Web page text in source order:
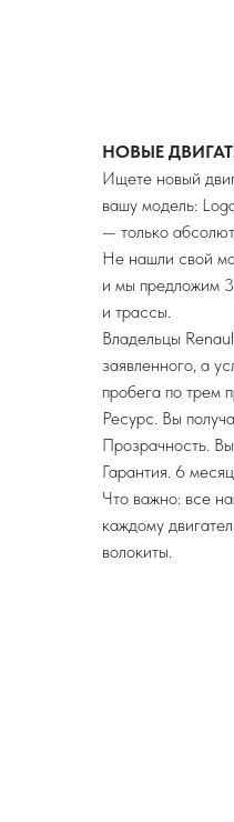
НОВЫЕ
Ищете новый
вашу модель:
— только
Не нашли свой
и мы предложим
и трассы.
Владельцы
заявленного, а
пробега по трем
Ресурс. Вы
Прозрачность.
Гарантия. 6
Что важно: все
каждому
волокиты.